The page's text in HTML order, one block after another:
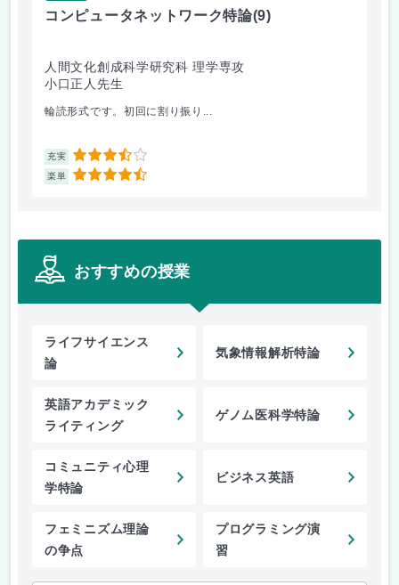
コンピュータネットワーク特論(9)
人間文化創成科学研究科 理学専攻
小口正人先生
輪読形式です。初回に割り振り...
充実 3.5
楽単 4.5
おすすめの授業
ライフサイエンス
論
気象情報解析特論
英語アカデミック
ライティング
ゲノム医科学特論
コミュニティ心理
学特論
ビジネス英語
フェミニズム理論
の争点
プログラミング演
習